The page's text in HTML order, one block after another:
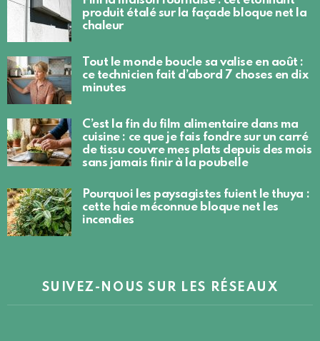
produit étalé sur la façade bloque net la
chaleur
Tout le monde boucle sa valise en août :
ce technicien fait d’abord 7 choses en dix
minutes
C’est la fin du film alimentaire dans ma
cuisine : ce que je fais fondre sur un carré
de tissu couvre mes plats depuis des mois
sans jamais finir à la poubelle
Pourquoi les paysagistes fuient le thuya :
cette haie méconnue bloque net les
incendies
SUIVEZ-NOUS SUR LES RÉSEAUX